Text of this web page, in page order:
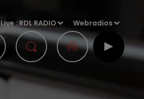
Live :RDL RADIO Webradios